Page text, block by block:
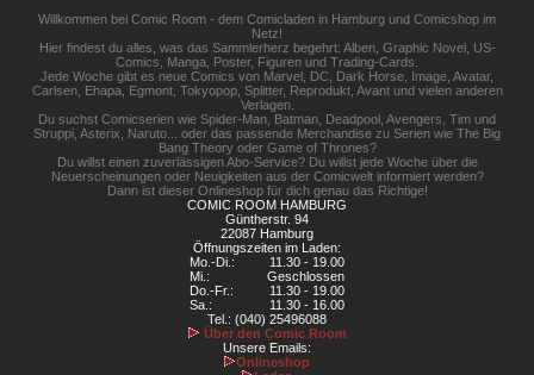
Willkommen bei Comic Room - dem Comicladen in Hamburg und Comicshop im
Netz!
Hier findest du alles, was das Sammlerherz begehrt: Alben, Graphic Novel, US-
Comics, Manga, Poster, Figuren und Trading-Cards.
Jede Woche gibt es neue Comics von Marvel, DC, Dark Horse, Image, Avatar,
Carlsen, Ehapa, Egmont, Tokyopop, Splitter, Reprodukt, Avant und vielen anderen
Verlagen.
Du suchst Comicserien wie Spider-Man, Batman, Deadpool, Avengers, Tim und
Struppi, Asterix, Naruto... oder das passende Merchandise zu Serien wie The Big
Bang Theory oder Game of Thrones?
Du willst einen zuverlässigen Abo-Service? Du willst jede Woche über die
Neuerscheinungen oder Neuigkeiten aus der Comicwelt informiert werden?
Dann ist dieser Onlineshop für dich genau das Richtige!
COMIC ROOM HAMBURG
Güntherstr. 94
22087 Hamburg
Öffnungszeiten im Laden:
Mo.-Di.:
11.30 - 19.00
Mi.:
Geschlossen
Do.-Fr.:
11.30 - 19.00
Sa.:
11.30 - 16.00
Tel.: (040) 25496088
Über den Comic Room
Unsere Emails:
Onlineshop